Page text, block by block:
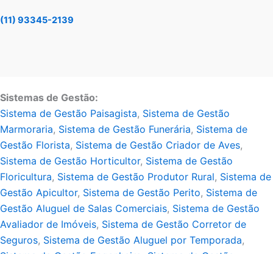
(11) 93345-2139
Sistemas de Gestão:
Sistema de Gestão Paisagista, Sistema de Gestão
Marmoraria, Sistema de Gestão Funerária, Sistema de
Gestão Florista, Sistema de Gestão Criador de Aves,
Sistema de Gestão Horticultor, Sistema de Gestão
Floricultura, Sistema de Gestão Produtor Rural, Sistema de
Gestão Apicultor, Sistema de Gestão Perito, Sistema de
Gestão Aluguel de Salas Comerciais, Sistema de Gestão
Avaliador de Imóveis, Sistema de Gestão Corretor de
Seguros, Sistema de Gestão Aluguel por Temporada,